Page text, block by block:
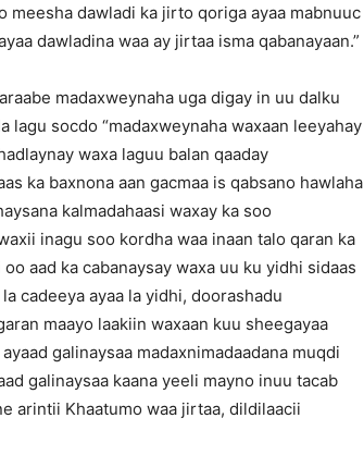
meesha dawladi ka jirto qoriga ayaa mabnuuc
dawladina waa ay jirtaa isma qabanayaan.”
madaxweynaha uga digay in uu dalku
lagu socdo “madaxweynaha waxaan leeyahay
waxa laguu balan qaaday
ka baxnona aan gacmaa is qabsano hawlaha
kalmadahaasi waxay ka soo
inagu soo kordha waa inaan talo qaran ka
aad ka cabanaysay waxa uu ku yidhi sidaas
cadeeya ayaa la yidhi, doorashadu
maayo laakiin waxaan kuu sheegayaa
galinaysaa madaxnimadaadana muqdi
galinaysaa kaana yeeli mayno inuu tacab
arintii Khaatumo waa jirtaa, dildilaacii